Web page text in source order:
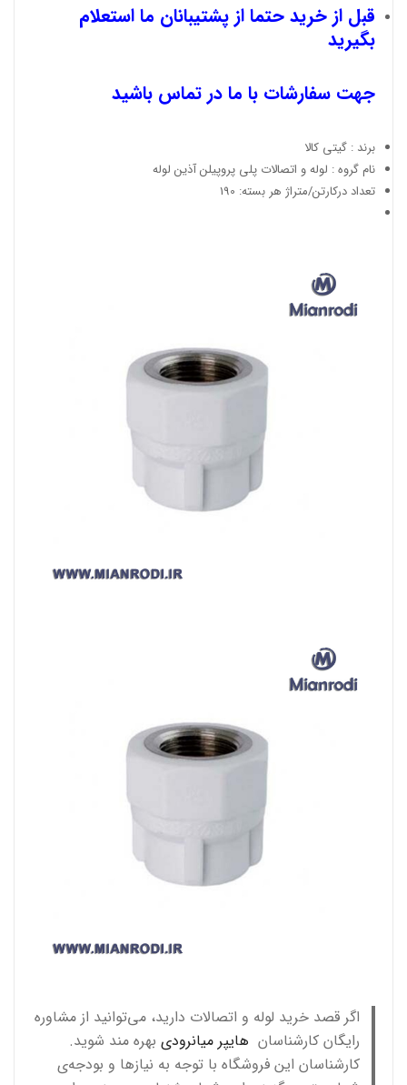
قبل از خرید حتما از پشتیبانان ما استعلام
بگیرید
جهت سفارشات با ما در تماس باشید
برند : گیتی کالا
نام گروه : لوله و اتصالات پلی پروپیلن آذین لوله
تعداد درکارتن/متراژ هر بسته: 190
اگر قصد خرید لوله و اتصالات دارید، می‌توانید از مشاوره
رایگان کارشناسان هایپر میانرودیبهره مند شوید.
کارشناسان این فروشگاه با توجه به نیازها و بودجه‌ی